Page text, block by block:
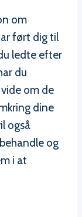
om
ført dig til
ledte efter
du
om de
dine
også
og
i at